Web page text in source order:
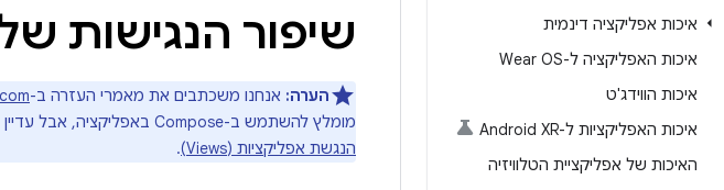
איכות אפליקציה דינמית
איכות האפליקציה ל-Wear OS
איכות הווידג'ט
איכות האפליקציות ל-Android XR
האיכות של אפליקציית הטלוויזיה
שיפור הנגישות
הערה: אנחנו משכתבים את מאמרי העזרה ב-
מומלץ להשתמש ב-Compose באפליקציה, אבל עדיין אפשר לגשת למידע הספציפי ל-Views לגבי המושגים בדף הזה בקישור
הנגשת אפליקציות (Views)
.